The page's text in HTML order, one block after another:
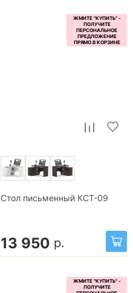
Стол письменный КСТ-09
13 950 р.